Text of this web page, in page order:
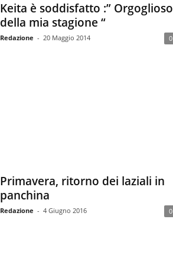
Keita è soddisfatto :” Orgoglioso
della mia stagione “
Redazione - 20 Maggio 2014 0
Primavera, ritorno dei laziali in
panchina
Redazione - 4 Giugno 2016 0